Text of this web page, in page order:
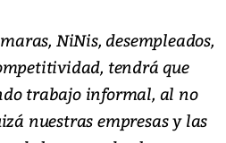
NiNis, desempleados,
tendrá que
trabajo informal, al no
nuestras empresas y las